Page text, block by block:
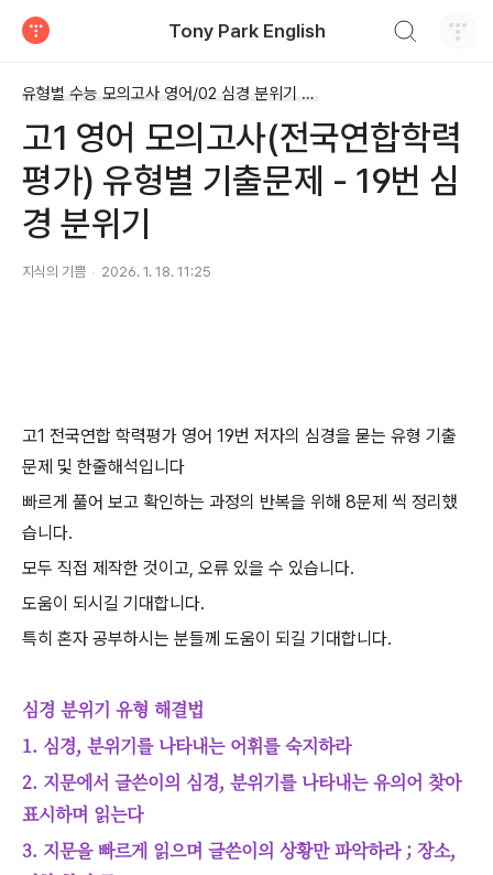
Tony Park English
유형별 수능 모의고사 영어/02 심경 분위기 (19번)
고1 영어 모의고사(전국연합학력
평가) 유형별 기출문제 - 19번 심
경 분위기
지식의 기쁨 2026. 1. 18. 11:25
고1 전국연합 학력평가 영어 19번 저자의 심경을 묻는 유형 기출
문제 및 한줄해석입니다
빠르게 풀어 보고 확인하는 과정의 반복을 위해 8문제 씩 정리했
습니다.
모두 직접 제작한 것이고, 오류 있을 수 있습니다.
도움이 되시길 기대합니다.
특히 혼자 공부하시는 분들께 도움이 되길 기대합니다.
심경 분위기 유형 해결법
1. 심경, 분위기를 나타내는 어휘를 숙지하라
2. 지문에서 글쓴이의 심경, 분위기를 나타내는 유의어 찾아
표시하며 읽는다
3. 지문을 빠르게 읽으며 글쓴이의 상황만 파악하라 ; 장소,